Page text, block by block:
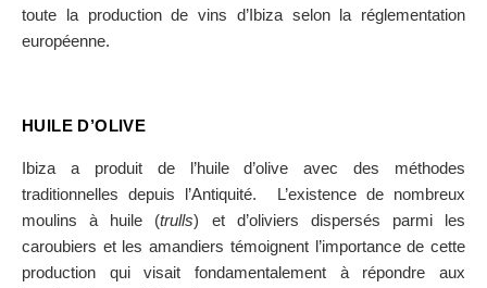
toute la production de vins d’Ibiza selon la réglementation
européenne.
HUILE D’OLIVE
Ibiza a produit de l’huile d’olive avec des méthodes
traditionnelles depuis l’Antiquité. L’existence de nombreux
moulins à huile (trulls) et d’oliviers dispersés parmi les
caroubiers et les amandiers témoignent l’importance de cette
production qui visait fondamentalement à répondre aux